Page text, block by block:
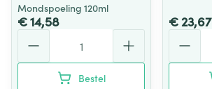
Mondspoeling 120ml
€ 14,58
Bestel
€ 23,67